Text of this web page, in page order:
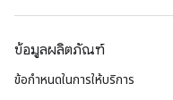
ข้อมูลผลิตภัณฑ์
ข้อกำหนดในการให้บริการ